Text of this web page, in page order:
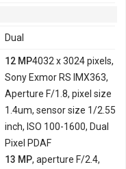
Dual
12 MP4032 x 3024 pixels,
Sony Exmor RS IMX363,
Aperture F/1.8, pixel size
1.4um, sensor size 1/2.55
inch, ISO 100-1600, Dual
Pixel PDAF
13 MP, aperture F/2.4,